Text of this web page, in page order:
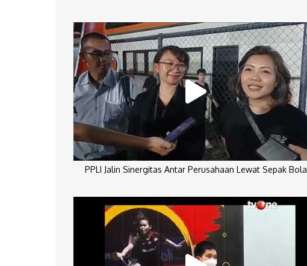
PPLI Jalin Sinergitas Antar Perusahaan Lewat Sepak Bola